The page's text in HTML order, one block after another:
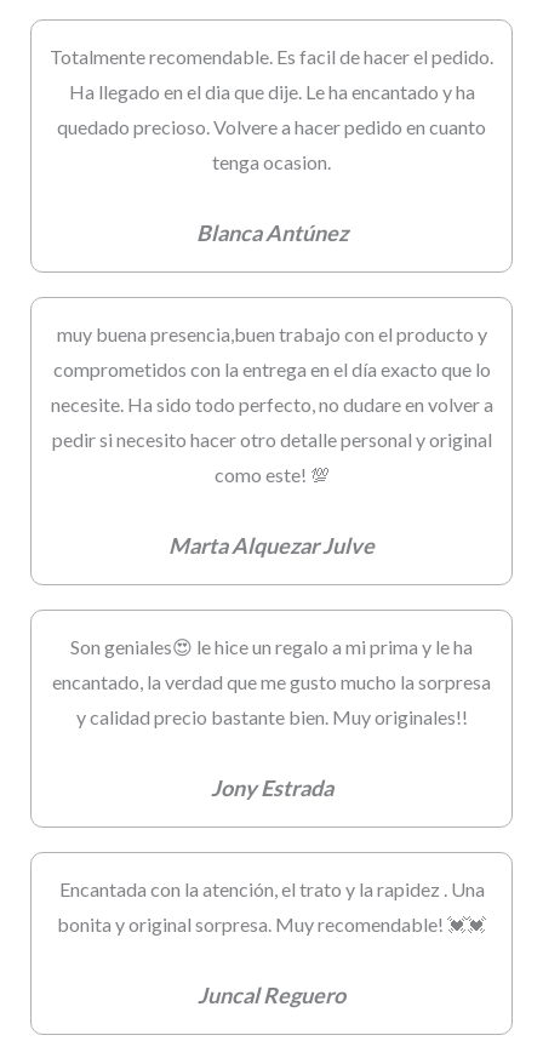
Totalmente recomendable. Es facil de hacer el pedido.
Ha llegado en el dia que dije. Le ha encantado y ha
quedado precioso. Volvere a hacer pedido en cuanto
tenga ocasion.
Blanca Antúnez
muy buena presencia,buen trabajo con el producto y
comprometidos con la entrega en el día exacto que lo
necesite. Ha sido todo perfecto, no dudare en volver a
pedir si necesito hacer otro detalle personal y original
como este! 💯
Marta Alquezar Julve
Son geniales😍 le hice un regalo a mi prima y le ha
encantado, la verdad que me gusto mucho la sorpresa
y calidad precio bastante bien. Muy originales!!
Jony Estrada
Encantada con la atención, el trato y la rapidez . Una
bonita y original sorpresa. Muy recomendable! 💓💓
Juncal Reguero